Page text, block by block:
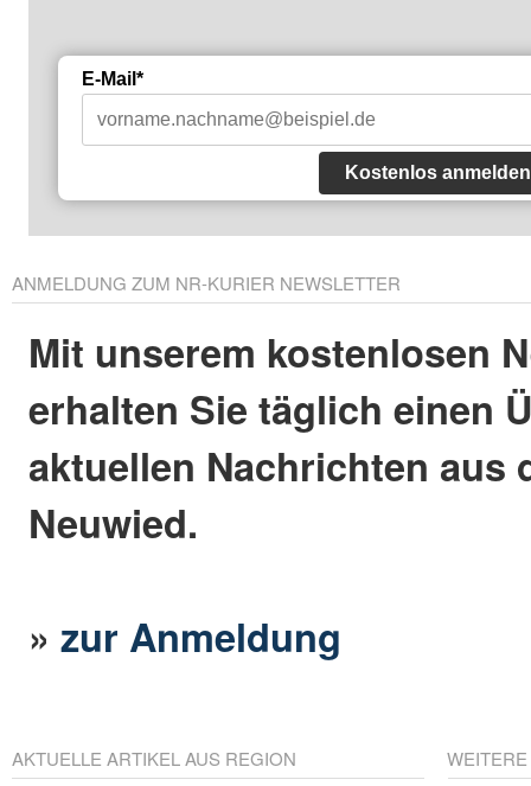
E-Mail*
Kostenlos anmelden
ANMELDUNG ZUM NR-KURIER NEWSLETTER
Mit unserem kostenlosen
erhalten Sie täglich einen
aktuellen Nachrichten aus
Neuwied.
»zur Anmeldung
AKTUELLE ARTIKEL AUS REGION